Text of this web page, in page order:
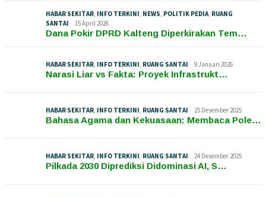
HABAR SEKITAR, INFO TERKINI, NEWS, POLITIK PEDIA, RUANG
SANTAI
15 April 2026
Dana Pokir DPRD Kalteng Diperkirakan Tem…
HABAR SEKITAR, INFO TERKINI, RUANG SANTAI 9 Januari 2026
Narasi Liar vs Fakta: Proyek Infrastrukt…
HABAR SEKITAR, INFO TERKINI, RUANG SANTAI 25 Desember 2025
Bahasa Agama dan Kekuasaan: Membaca Pole…
HABAR SEKITAR, INFO TERKINI, RUANG SANTAI 24 Desember 2025
Pilkada 2030 Diprediksi Didominasi AI, S…